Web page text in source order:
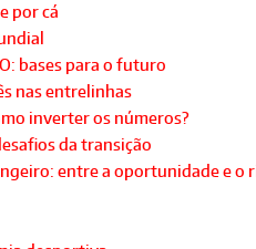
por cá
bases para o futuro
nas entrelinhas
inverter os números?
da transição
entre a oportunidade e o